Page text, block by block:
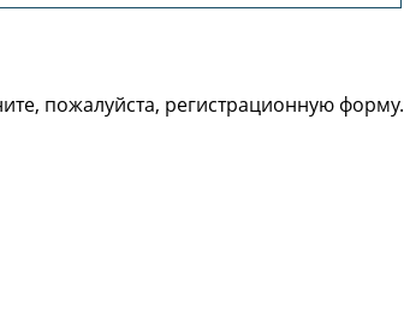
пожалуйста, регистрационную форму.